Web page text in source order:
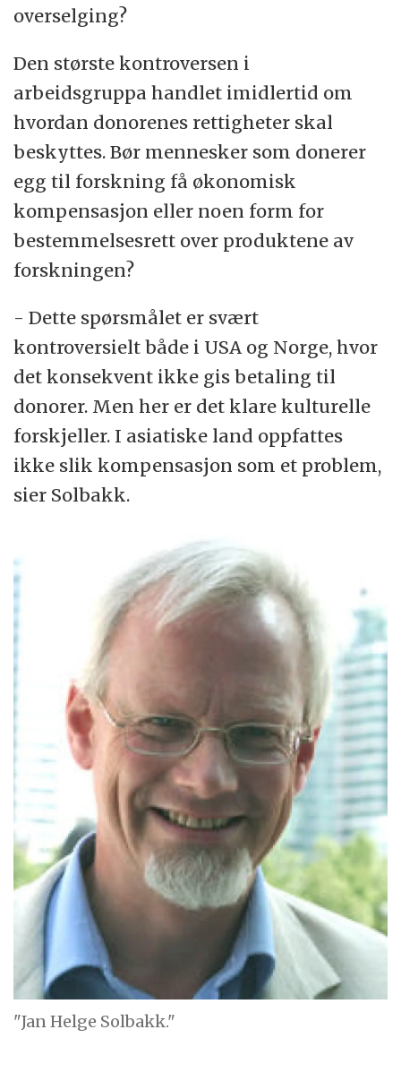
overselging?
Den største kontroversen i
arbeidsgruppa handlet imidlertid om
hvordan donorenes rettigheter skal
beskyttes. Bør mennesker som donerer
egg til forskning få økonomisk
kompensasjon eller noen form for
bestemmelsesrett over produktene av
forskningen?
- Dette spørsmålet er svært
kontroversielt både i USA og Norge, hvor
det konsekvent ikke gis betaling til
donorer. Men her er det klare kulturelle
forskjeller. I asiatiske land oppfattes
ikke slik kompensasjon som et problem,
sier Solbakk.
"Jan Helge Solbakk."